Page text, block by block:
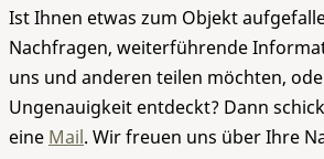
Ist Ihnen etwas zum Objekt
Nachfragen, weiterführende
uns und anderen teilen möchten,
Ungenauigkeit entdeckt? Dann
eine Mail. Wir freuen uns über Ihre